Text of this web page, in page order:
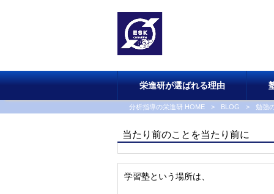
栄進研が選ばれる理由
分析指導の栄進研 HOME > BLOG > 勉強
当たり前のことを当たり前に
学習塾という場所は、